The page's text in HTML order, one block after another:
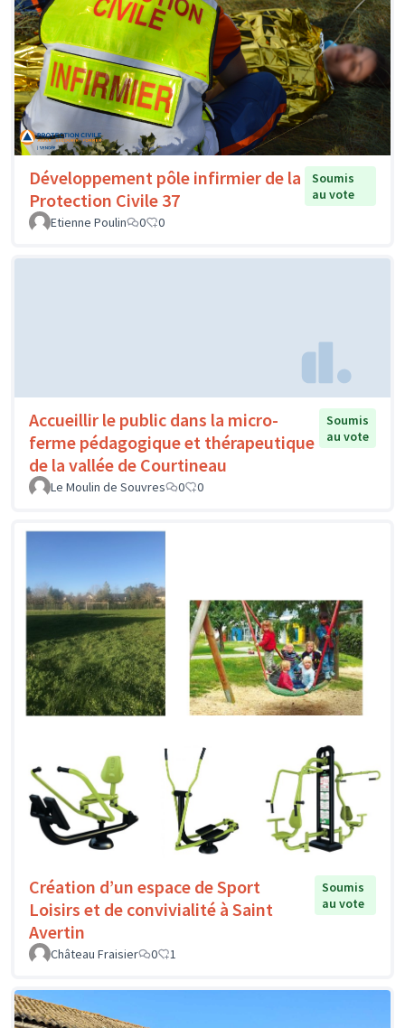
Développement pôle infirmier de la
Protection Civile 37
Soumis
au vote
Etienne Poulin
0 0
Accueillir le public dans la micro-
ferme pédagogique et thérapeutique
de la vallée de Courtineau
Soumis
au vote
Le Moulin de Souvres 0 0
Création d’un espace de Sport
Loisirs et de convivialité à Saint
Avertin
Soumis
au vote
Château Fraisier 0 1